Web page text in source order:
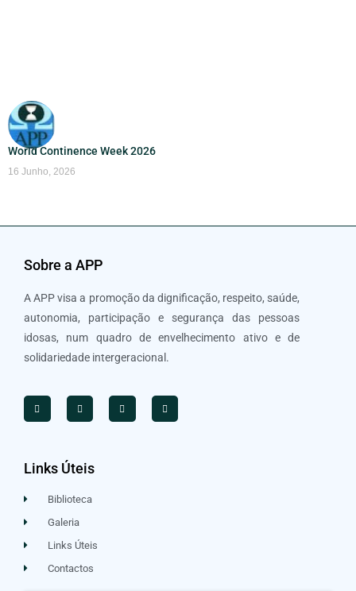
World Continence Week 2026
16 Junho, 2026
Sobre a APP
A APP visa a promoção da dignificação, respeito, saúde,
autonomia, participação e segurança das pessoas
idosas, num quadro de envelhecimento ativo e de
solidariedade intergeracional.
Links Úteis
Biblioteca
Galeria
Links Úteis
Contactos